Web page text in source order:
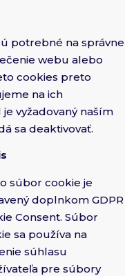
potrebné na správne
webu alebo
cookies preto
na ich
vyžadovaný naším
sa deaktivovať.
súbor cookie je
doplnkom GDPR
Consent. Súbor
sa používa na
súhlasu
pre súbory